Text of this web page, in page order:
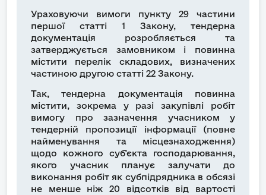
Ураховуючи вимоги пункту 29 частини
першої статті 1 Закону, тендерна
документація розробляється та
затверджується замовником і повинна
містити перелік складових, визначених
частиною другою статті 22 Закону.
Так, тендерна документація повинна
містити, зокрема у разі закупівлі робіт
вимогу про зазначення учасником у
тендерній пропозиції інформації (повне
найменування та місцезнаходження)
щодо кожного суб’єкта господарювання,
якого учасник планує залучати до
виконання робіт як субпідрядника в обсязі
не менше ніж 20 відсотків від вартості